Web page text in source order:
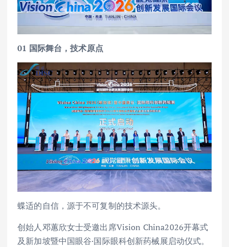
01 国际舞台，技术原点
蝶适的自信，源于不可复制的技术源头。
创始人邓蕙欣女士受邀出席Vision China2026开幕式
及新加坡暨中国眼谷·国际眼科创新药械展启动仪式。